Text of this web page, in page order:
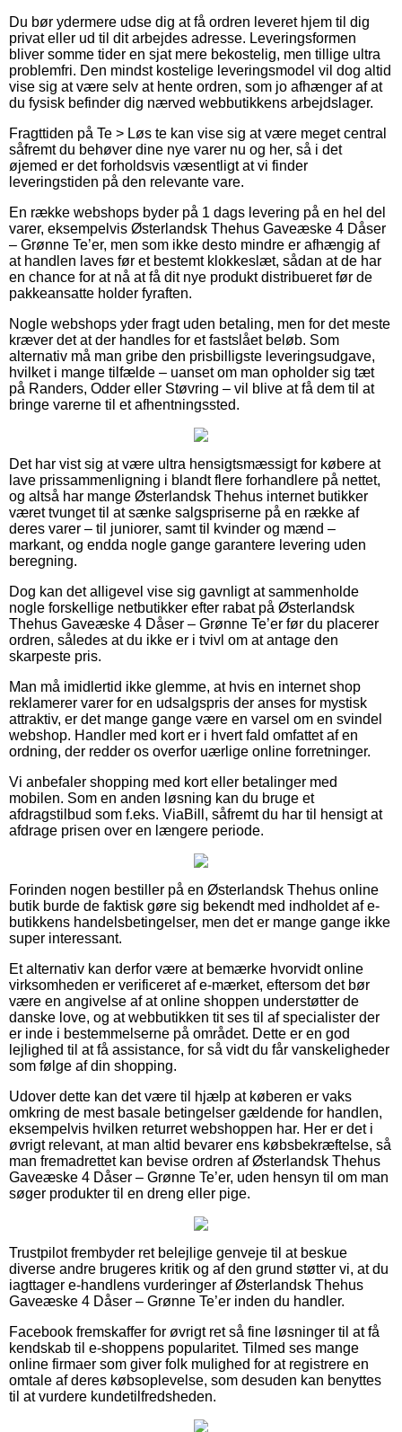
Du bør ydermere udse dig at få ordren leveret hjem til dig
privat eller ud til dit arbejdes adresse. Leveringsformen
bliver somme tider en sjat mere bekostelig, men tillige ultra
problemfri. Den mindst kostelige leveringsmodel vil dog altid
vise sig at være selv at hente ordren, som jo afhænger af at
du fysisk befinder dig nærved webbutikkens arbejdslager.
Fragttiden på Te > Løs te kan vise sig at være meget central
såfremt du behøver dine nye varer nu og her, så i det
øjemed er det forholdsvis væsentligt at vi finder
leveringstiden på den relevante vare.
En række webshops byder på 1 dags levering på en hel del
varer, eksempelvis Østerlandsk Thehus Gaveæske 4 Dåser
– Grønne Te’er, men som ikke desto mindre er afhængig af
at handlen laves før et bestemt klokkeslæt, sådan at de har
en chance for at nå at få dit nye produkt distribueret før de
pakkeansatte holder fyraften.
Nogle webshops yder fragt uden betaling, men for det meste
kræver det at der handles for et fastslået beløb. Som
alternativ må man gribe den prisbilligste leveringsudgave,
hvilket i mange tilfælde – uanset om man opholder sig tæt
på Randers, Odder eller Støvring – vil blive at få dem til at
bringe varerne til et afhentningssted.
Det har vist sig at være ultra hensigtsmæssigt for købere at
lave prissammenligning i blandt flere forhandlere på nettet,
og altså har mange Østerlandsk Thehus internet butikker
været tvunget til at sænke salgspriserne på en række af
deres varer – til juniorer, samt til kvinder og mænd –
markant, og endda nogle gange garantere levering uden
beregning.
Dog kan det alligevel vise sig gavnligt at sammenholde
nogle forskellige netbutikker efter rabat på Østerlandsk
Thehus Gaveæske 4 Dåser – Grønne Te’er før du placerer
ordren, således at du ikke er i tvivl om at antage den
skarpeste pris.
Man må imidlertid ikke glemme, at hvis en internet shop
reklamerer varer for en udsalgspris der anses for mystisk
attraktiv, er det mange gange være en varsel om en svindel
webshop. Handler med kort er i hvert fald omfattet af en
ordning, der redder os overfor uærlige online forretninger.
Vi anbefaler shopping med kort eller betalinger med
mobilen. Som en anden løsning kan du bruge et
afdragstilbud som f.eks. ViaBill, såfremt du har til hensigt at
afdrage prisen over en længere periode.
Forinden nogen bestiller på en Østerlandsk Thehus online
butik burde de faktisk gøre sig bekendt med indholdet af e-
butikkens handelsbetingelser, men det er mange gange ikke
super interessant.
Et alternativ kan derfor være at bemærke hvorvidt online
virksomheden er verificeret af e-mærket, eftersom det bør
være en angivelse af at online shoppen understøtter de
danske love, og at webbutikken tit ses til af specialister der
er inde i bestemmelserne på området. Dette er en god
lejlighed til at få assistance, for så vidt du får vanskeligheder
som følge af din shopping.
Udover dette kan det være til hjælp at køberen er vaks
omkring de mest basale betingelser gældende for handlen,
eksempelvis hvilken returret webshoppen har. Her er det i
øvrigt relevant, at man altid bevarer ens købsbekræftelse, så
man fremadrettet kan bevise ordren af Østerlandsk Thehus
Gaveæske 4 Dåser – Grønne Te’er, uden hensyn til om man
søger produkter til en dreng eller pige.
Trustpilot frembyder ret belejlige genveje til at beskue
diverse andre brugeres kritik og af den grund støtter vi, at du
iagttager e-handlens vurderinger af Østerlandsk Thehus
Gaveæske 4 Dåser – Grønne Te’er inden du handler.
Facebook fremskaffer for øvrigt ret så fine løsninger til at få
kendskab til e-shoppens popularitet. Tilmed ses mange
online firmaer som giver folk mulighed for at registrere en
omtale af deres købsoplevelse, som desuden kan benyttes
til at vurdere kundetilfredsheden.